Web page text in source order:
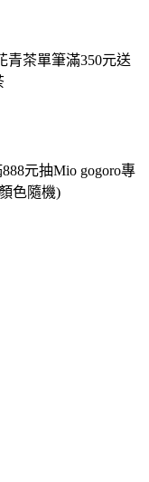
青茶單筆滿350元送
元抽Mio gogoro專
色隨機)